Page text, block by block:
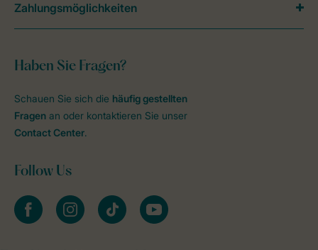
Haben Sie Fragen?
Schauen Sie sich die häufig gestellten
Fragen an oder kontaktieren Sie unser
Contact Center.
Follow Us
facebookinstagramtiktok youtube
Zahlungsmöglichkeiten